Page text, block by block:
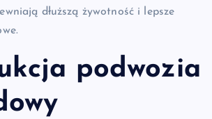
dłuższą żywotność i lepsze
podwozia